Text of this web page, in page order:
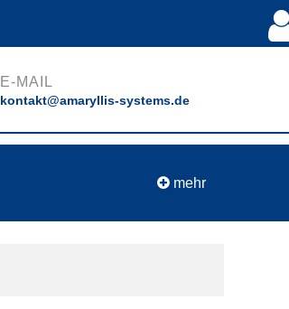
E-MAIL
kontakt@amaryllis-systems.de
mehr